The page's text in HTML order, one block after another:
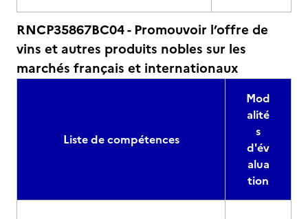
RNCP35867BC04 - Promouvoir l’offre de
vins et autres produits nobles sur les
marchés français et internationaux
Liste de compétences
Mod
alité
s
d'év
alua
tion